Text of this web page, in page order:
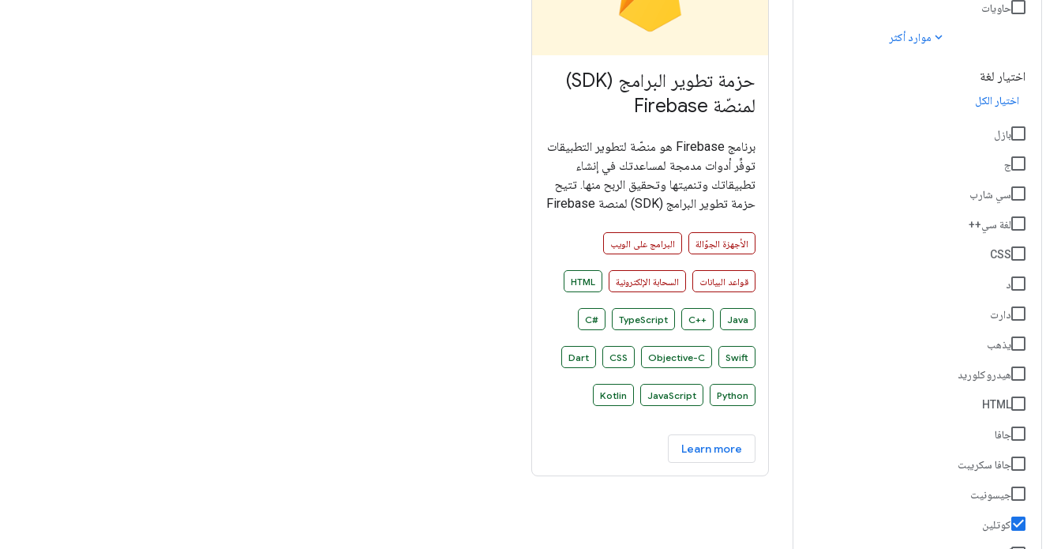
حاويات
expand_more موارد أكثر
اختيار لغة
اختيار الكل
بازل
ج
سي شارب
لغة سي++
CSS
د
دارت
يذهب
هيدروكلوريد
HTML
جافا
جافا سكريبت
جيسونيت
كوتلين
حزمة تطوير البرامج (SDK)
لمنصّة Firebase
برنامج Firebase هو منصّة لتطوير التطبيقات
توفِّر أدوات مدمجة لمساعدتك في إنشاء
تطبيقاتك وتنميتها وتحقيق الربح منها. تتيح
حزمة تطوير البرامج (SDK) لمنصة Firebase
بسيطة واصطلاحية على العديد من الأنظمة
الأجهزة الجوّالة البرامج على الويب
قواعد البيانات السحابة الإلكترونية HTML
Java
C++‎
TypeScript
C#‎
Swift
Objective-C
CSS
Dart
Python
JavaScript
Kotlin
Learn more